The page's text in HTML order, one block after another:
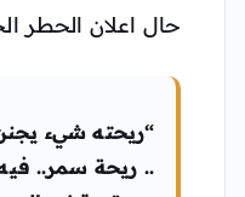
حال اعلان الحطر
“ريحته شيء
.. ريحة سمر..